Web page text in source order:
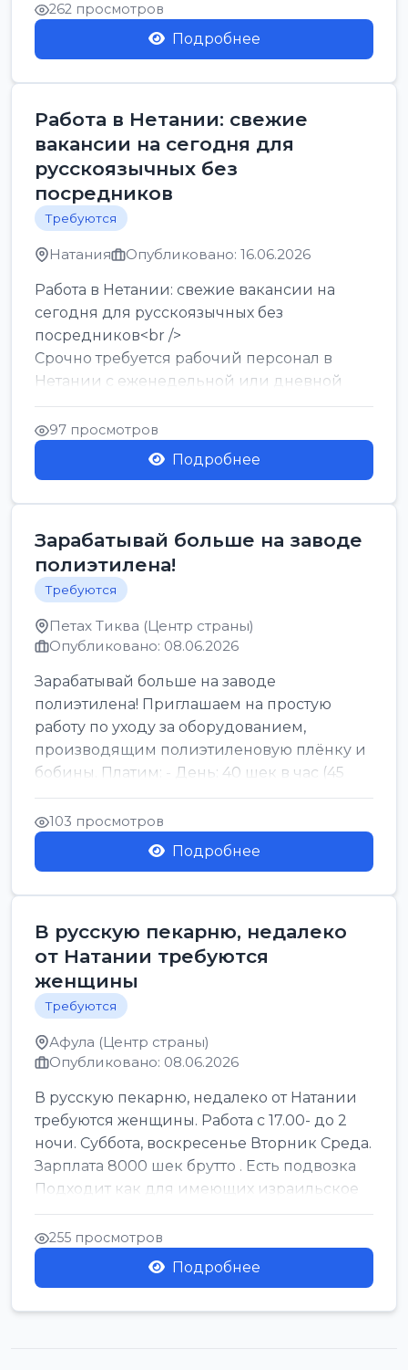
262 просмотров
Подробнее
Работа в Нетании: свежие
вакансии на сегодня для
русскоязычных без
посредников
Требуются
Натания Опубликовано: 16.06.2026
Работа в Нетании: свежие вакансии на
сегодня для русскоязычных без
посредников<br />
Срочно требуется рабочий персонал в
Нетании с еженедельной или дневной
оплатой<br />
Свежие вакансии в Нетании дл...
97 просмотров
Подробнее
Зарабатывай больше на заводе
полиэтилена!
Требуются
Петах Тиква (Центр страны)
Опубликовано: 08.06.2026
Зарабатывай больше на заводе
полиэтилена! Приглашаем на простую
работу по уходу за оборудованием,
производящим полиэтиленовую плёнку и
бобины. Платим: - День: 40 шек в час (45
для синих бумаг и виз) -...
103 просмотров
Подробнее
В русскую пекарню, недалеко
от Натании требуются
женщины
Требуются
Афула (Центр страны)
Опубликовано: 08.06.2026
В русскую пекарню, недалеко от Натании
требуются женщины. Работа с 17.00- до 2
ночи. Суббота, воскресенье Вторник Среда.
Зарплата 8000 шек брутто . Есть подвозка
Подходит как для имеющих израильское
г...
255 просмотров
Подробнее